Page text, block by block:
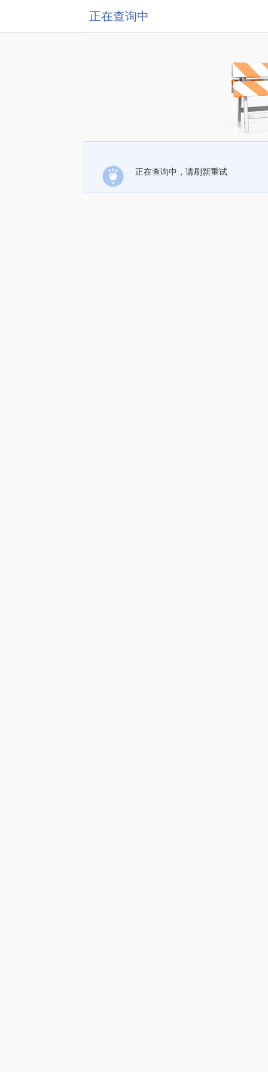
正在查询中
正在查询中，请刷新重试